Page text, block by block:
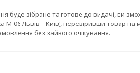
буде зібране та готове до видачі, ви
М-06 Львів – Київ), перевіривши товар
без зайвого очікування.